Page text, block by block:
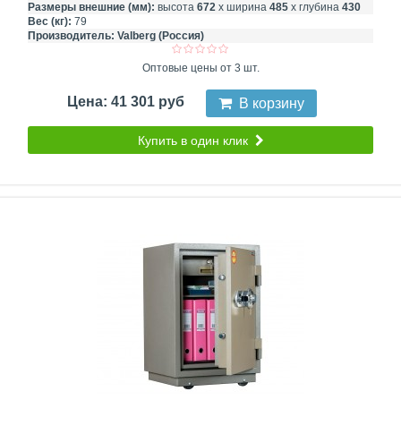
Размеры внешние (мм): высота 672 х ширина 485 х глубина 430
Вес (кг): 79
Производитель: Valberg (Россия)
Оптовые цены от 3 шт.
Цена: 41 301 руб В корзину
Купить в один клик